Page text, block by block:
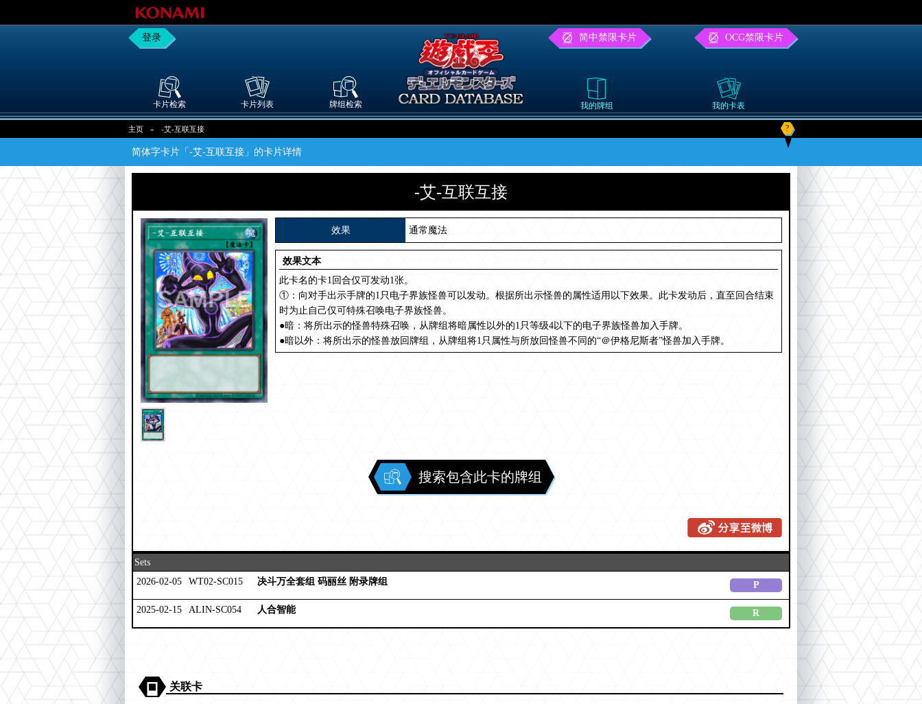
登录 简中禁限卡片 OCG禁限卡片
卡片检索 卡片列表 牌组检索 我的牌组 我的卡表
主页 » -艾-互联互接 ?
简体字卡片「-艾-互联互接」的卡片详情
-艾-互联互接
效果 通常魔法
效果文本
此卡名的卡1回合仅可发动1张。
①：向对手出示手牌的1只电子界族怪兽可以发动。根据所出示怪兽的属性适用以下效果。此卡发动后，直至回合结束
时为止自己仅可特殊召唤电子界族怪兽。
●暗：将所出示的怪兽特殊召唤，从牌组将暗属性以外的1只等级4以下的电子界族怪兽加入手牌。
●暗以外：将所出示的怪兽放回牌组，从牌组将1只属性与所放回怪兽不同的“＠伊格尼斯者”怪兽加入手牌。
搜索包含此卡的牌组
Sets
2026-02-05
WT02-SC015 决斗万全套组 码丽丝 附录牌组 P
2025-02-15 ALIN-SC054 人合智能 R
关联卡